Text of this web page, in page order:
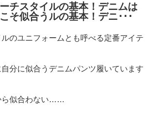
チスタイルの基本！デニムは
そ似合うルの基本！デニ･･･
のユニフォームとも呼べる定番アイテ
分に似合うデニムパンツ履いています
ら似合わない……